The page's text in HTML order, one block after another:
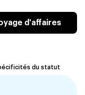
d'affaires
du statut